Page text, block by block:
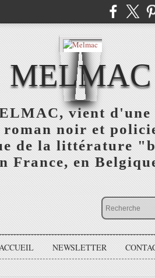
MELMAC
vient
noir et
de la littérature
en
ACCUEIL NEWSLETTER